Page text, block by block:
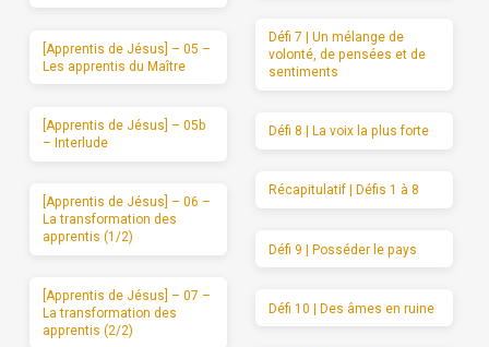
[Apprentis de Jésus] – 05 –
Les apprentis du Maître
[Apprentis de Jésus] – 05b
– Interlude
[Apprentis de Jésus] – 06 –
La transformation des
apprentis (1/2)
[Apprentis de Jésus] – 07 –
La transformation des
apprentis (2/2)
Défi 7 | Un mélange de
volonté, de pensées et de
sentiments
Défi 8 | La voix la plus forte
Récapitulatif | Défis 1 à 8
Défi 9 | Posséder le pays
Défi 10 | Des âmes en ruine